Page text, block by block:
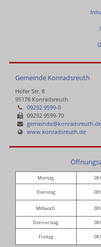
Gemeinde Konradsreuth
Hofer Str. 8
95176 Konradsreuth
09292 9599-0
09292 9599-70
gemeinde@konradsreuth.de
www.konradsreuth.de
Montag
Dienstag
Mittwoch
Donnerstag
Freitag